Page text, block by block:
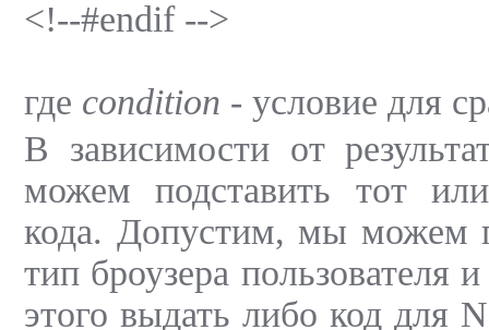
<!--#endif -->
где condition - условие для
В зависимости от
можем подставить тот
кода. Допустим, мы можем
тип броузера пользователя
этого выдать либо код для